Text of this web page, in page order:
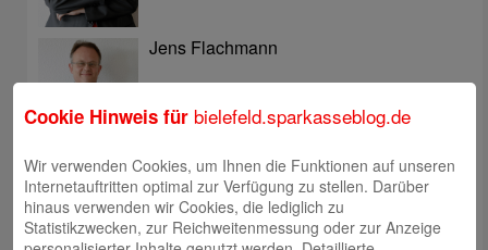
Jens Flachmann
Christoph Kaleschke
Cookie Hinweis für bielefeld.sparkasseblog.de
Wir verwenden Cookies, um Ihnen die Funktionen auf unseren
Internetauftritten optimal zur Verfügung zu stellen. Darüber
hinaus verwenden wir Cookies, die lediglich zu
Statistikzwecken, zur Reichweitenmessung oder zur Anzeige